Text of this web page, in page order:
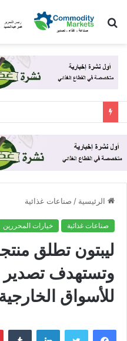
بحث
الرئيسية / صناعات غذائية
صناعات غذائية خيارات المحررين
ليبتون تطلق
وتستهدف تصدير
للأسواق الخارجية
فيسبوك تويتر لينكدإن